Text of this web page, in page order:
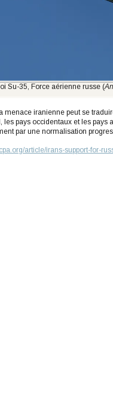
Su-35, Force aérienne russe (
menace iranienne peut se
pays occidentaux et les
par une normalisation
article/irans-support-for-